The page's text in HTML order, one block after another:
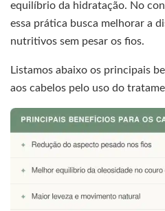
equilíbrio da hidratação. No
essa prática busca melhorar a
nutritivos sem pesar os fios.
Listamos abaixo os principais
aos cabelos pelo uso do